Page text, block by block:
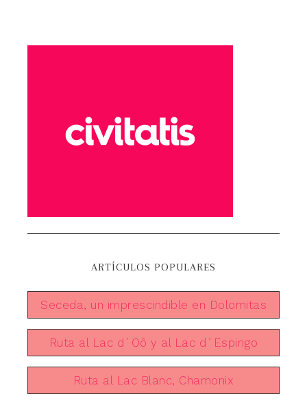
ARTÍCULOS POPULARES
Seceda, un imprescindible en Dolomitas
Ruta al Lac d´Oô y al Lac d´Espingo
Ruta al Lac Blanc, Chamonix